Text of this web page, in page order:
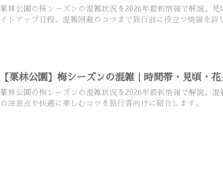
栗林公園の桜シーズンの混雑状況を2026年最新情報で解説。
イトアップ日程、混雑回避のコツまで旅行前に役立つ情報を詳
【栗林公園】梅シーズンの混雑｜時間帯・見頃・
栗林公園の梅シーズンの混雑状況を2026年最新情報で解説。
の注意点や快適に楽しむコツを旅行客向けに紹介します。